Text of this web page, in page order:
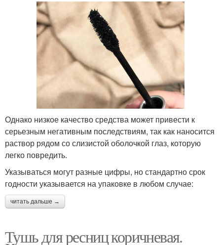
Однако низкое качество средства может привести к
серьезным негативным последствиям, так как наносится
раствор рядом со слизистой оболочкой глаз, которую
легко повредить.
Указываться могут разные цифры, но стандартно срок
годности указывается на упаковке в любом случае:
читать дальше →
Тушь для ресниц коричневая.